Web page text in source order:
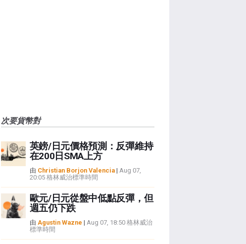
次要貨幣對
英鎊/日元價格預測：反彈維持
在200日SMA上方
由 Christian Borjon Valencia| Aug 07,
20:05 格林威治標準時間
歐元/日元從盤中低點反彈，但
週五仍下跌
由 Agustin Wazne | Aug 07, 18:50 格林威治
標準時間